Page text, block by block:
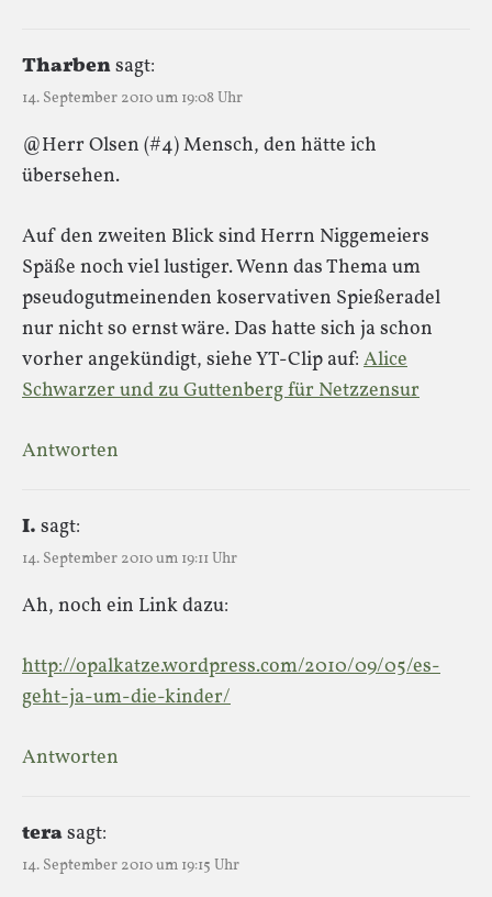
Tharbensagt:
14. September 2010 um 19:08 Uhr
@Herr Olsen (#4) Mensch, den hätte ich
übersehen.
Auf den zweiten Blick sind Herrn Niggemeiers
Späße noch viel lustiger. Wenn das Thema um
pseudogutmeinenden koservativen Spießeradel
nur nicht so ernst wäre. Das hatte sich ja schon
vorher angekündigt, siehe YT-Clip auf: Alice
Schwarzer und zu Guttenberg für Netzzensur
Antworten
I. sagt:
14. September 2010 um 19:11 Uhr
Ah, noch ein Link dazu:
http://opalkatze.wordpress.com/2010/09/05/es-
geht-ja-um-die-kinder/
Antworten
terasagt:
14. September 2010 um 19:15 Uhr